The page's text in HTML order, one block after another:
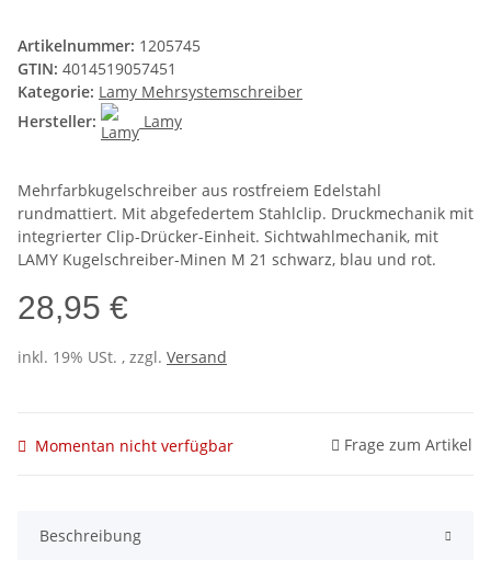
Artikelnummer: 1205745
GTIN: 4014519057451
Kategorie: Lamy Mehrsystemschreiber
Hersteller:
Lamy
Mehrfarbkugelschreiber aus rostfreiem Edelstahl
rundmattiert. Mit abgefedertem Stahlclip. Druckmechanik mit
integrierter Clip-Drücker-Einheit. Sichtwahlmechanik, mit
LAMY Kugelschreiber-Minen M 21 schwarz, blau und rot.
28,95 €
inkl. 19% USt. , zzgl. Versand
Momentan nicht verfügbar Frage zum Artikel
Beschreibung